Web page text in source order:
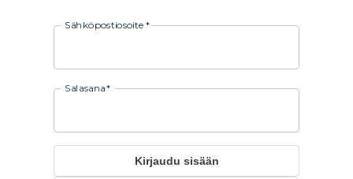
Sähköpostiosoite *
Salasana*
Kirjaudu sisään